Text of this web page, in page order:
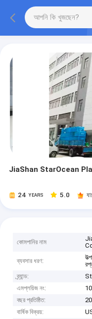
JiaShan StarOcean
24 YEARS 5.0
কোমপানির নাম
ব্যবসার ধরণ:
ব্র্যান্ড:
এমপ্লয়িজ নং:
বছর প্রতিষ্ঠিত:
বার্ষিক বিক্রয়: